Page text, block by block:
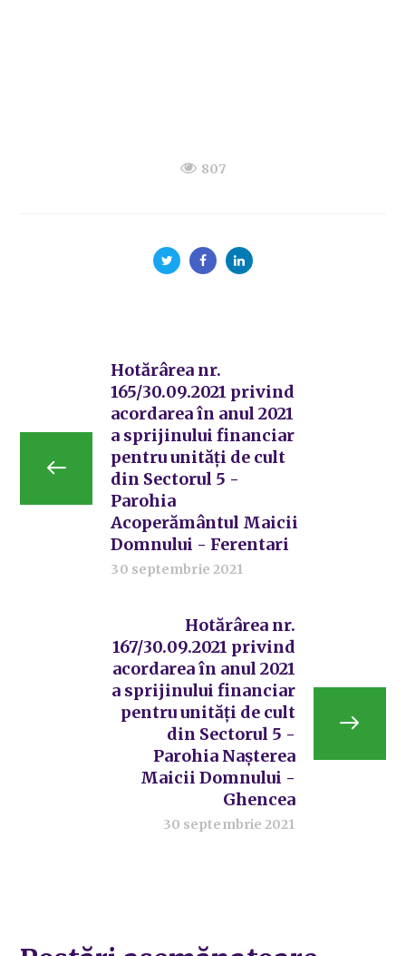
807
Hotărârea nr.
165/30.09.2021 privind
acordarea în anul 2021
a sprijinului financiar
pentru unități de cult
din Sectorul 5 -
Parohia
Acoperământul Maicii
Domnului - Ferentari
30 septembrie 2021
Hotărârea nr.
167/30.09.2021 privind
acordarea în anul 2021
a sprijinului financiar
pentru unități de cult
din Sectorul 5 -
Parohia Nașterea
Maicii Domnului -
Ghencea
30 septembrie 2021